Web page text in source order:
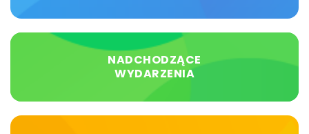
NADCHODZĄCE
WYDARZENIA